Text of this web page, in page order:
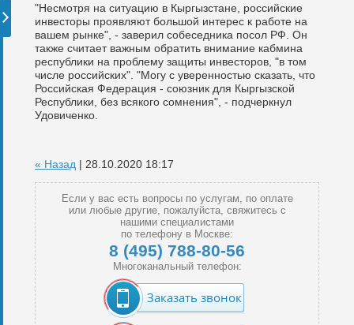
"Несмотря на ситуацию в Кыргызстане, российские
инвесторы проявляют большой интерес к работе на
вашем рынке", - заверил собеседника посол РФ. Он
также считает важным обратить внимание кабмина
республики на проблему защиты инвесторов, "в том
числе российских". "Могу с уверенностью сказать, что
Российская Федерация - союзник для Кыргызской
Республики, без всякого сомнения", - подчеркнул
Удовиченко.
« Назад | 28.10.2020 18:17
Если у вас есть вопросы по услугам, по оплате
или любые другие, пожалуйста, свяжитесь с
нашими специалистами
по телефону в Москве:
8 (495) 788-80-56
Многоканальный телефон:
Заказать звонок